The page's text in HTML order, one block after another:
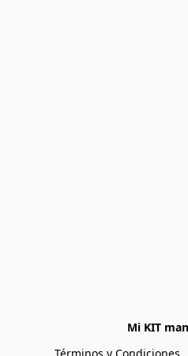
Mi KIT